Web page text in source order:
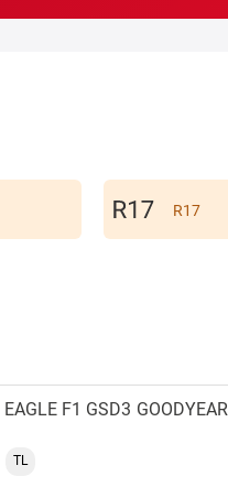
R17
GOODYEAR
EAGLE F1 GSD3
TL